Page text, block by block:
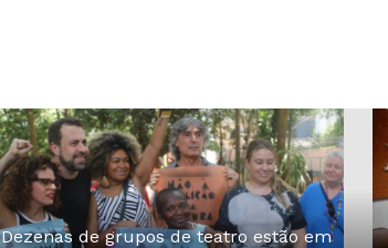
Dezenas de grupos de teatro estão em